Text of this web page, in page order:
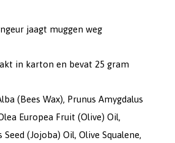
jaagt muggen weg
in karton en bevat 25 gram
(Bees Wax), Prunus Amygdalus
Europea Fruit (Olive) Oil,
(Jojoba) Oil, Olive Squalene,